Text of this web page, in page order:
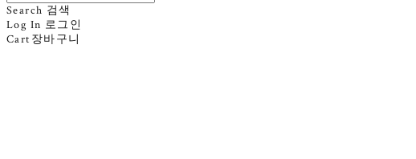
Search 검색
Log In 로그인
Cart 장바구니